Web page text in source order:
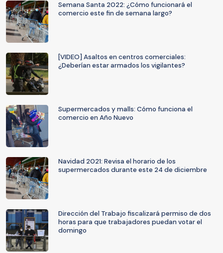
Semana Santa 2022: ¿Cómo funcionará el
comercio este fin de semana largo?
[VIDEO] Asaltos en centros comerciales:
¿Deberían estar armados los vigilantes?
Supermercados y malls: Cómo funciona el
comercio en Año Nuevo
Navidad 2021: Revisa el horario de los
supermercados durante este 24 de diciembre
Dirección del Trabajo fiscalizará permiso de dos
horas para que trabajadores puedan votar el
domingo